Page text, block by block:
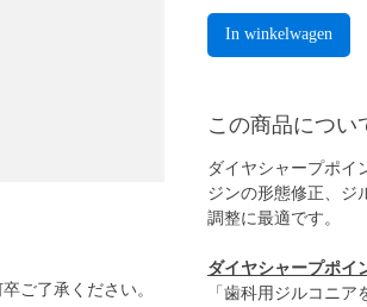
ご了承ください。
In winkelwagen
この商品につい
ダイヤシャープポイ
ジンの形態修正、ジ
調整に最適です。
ダイヤシャープポイ
「歯科用ジルコニ